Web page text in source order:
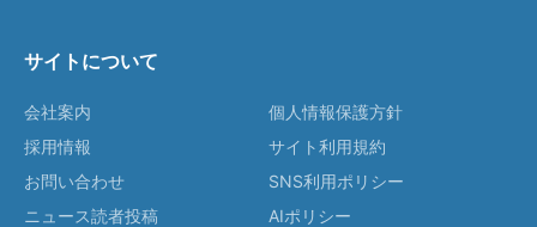
サイトについて
会社案内
採用情報
お問い合わせ
ニュース読者投稿
個人情報保護方針
サイト利用規約
SNS利用ポリシー
AIポリシー